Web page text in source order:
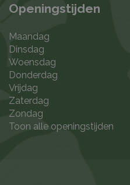
Openingstijden
Maandag
Dinsdag
Woensdag
Donderdag
Vrijdag
Zaterdag
Zondag
Toon alle openingstijden